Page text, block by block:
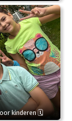
kinderen 🗓